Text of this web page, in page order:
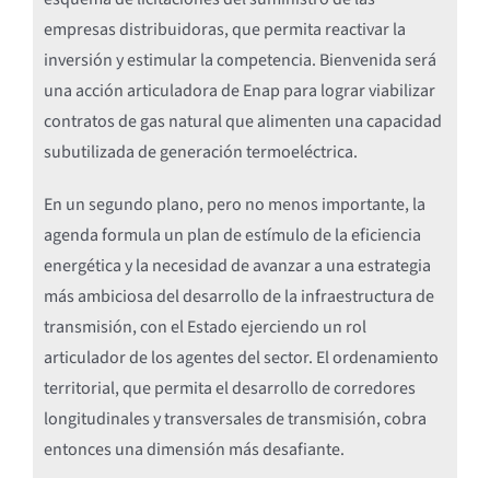
empresas distribuidoras, que permita reactivar la
inversión y estimular la competencia. Bienvenida será
una acción articuladora de Enap para lograr viabilizar
contratos de gas natural que alimenten una capacidad
subutilizada de generación termoeléctrica.
En un segundo plano, pero no menos importante, la
agenda formula un plan de estímulo de la eficiencia
energética y la necesidad de avanzar a una estrategia
más ambiciosa del desarrollo de la infraestructura de
transmisión, con el Estado ejerciendo un rol
articulador de los agentes del sector. El ordenamiento
territorial, que permita el desarrollo de corredores
longitudinales y transversales de transmisión, cobra
entonces una dimensión más desafiante.